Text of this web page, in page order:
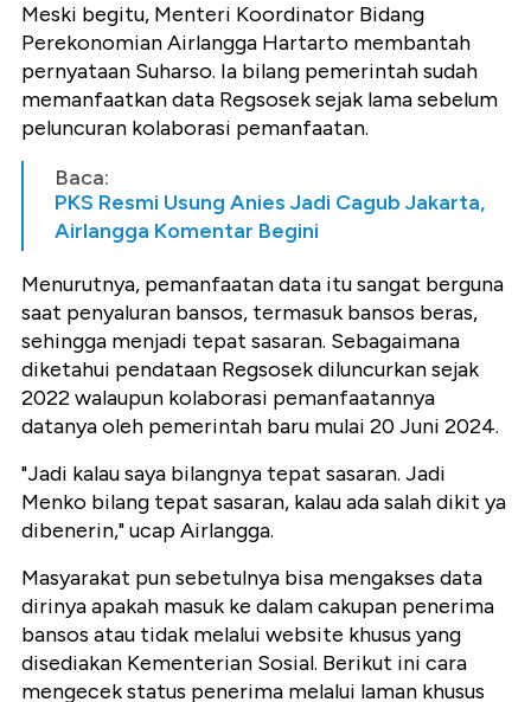
Meski begitu, Menteri Koordinator Bidang
Perekonomian Airlangga Hartarto membantah
pernyataan Suharso. Ia bilang pemerintah sudah
memanfaatkan data Regsosek sejak lama sebelum
peluncuran kolaborasi pemanfaatan.
Baca:
PKS Resmi Usung Anies Jadi Cagub Jakarta,
Airlangga Komentar Begini
Menurutnya, pemanfaatan data itu sangat berguna
saat penyaluran bansos, termasuk bansos beras,
sehingga menjadi tepat sasaran. Sebagaimana
diketahui pendataan Regsosek diluncurkan sejak
2022 walaupun kolaborasi pemanfaatannya
datanya oleh pemerintah baru mulai 20 Juni 2024.
"Jadi kalau saya bilangnya tepat sasaran. Jadi
Menko bilang tepat sasaran, kalau ada salah dikit ya
dibenerin," ucap Airlangga.
Masyarakat pun sebetulnya bisa mengakses data
dirinya apakah masuk ke dalam cakupan penerima
bansos atau tidak melalui website khusus yang
disediakan Kementerian Sosial. Berikut ini cara
mengecek status penerima melalui laman khusus